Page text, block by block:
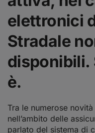
elettronici
Stradale
disponibili.
è.
Tra le numerose
nell’ambito delle
parlato del sistema di